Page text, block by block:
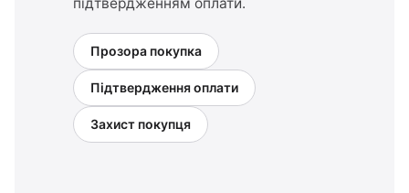
Прозора покупка
Підтвердження оплати
Захист покупця